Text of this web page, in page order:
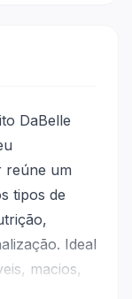
DaBelle
reúne um
tipos de
Ideal
macios,